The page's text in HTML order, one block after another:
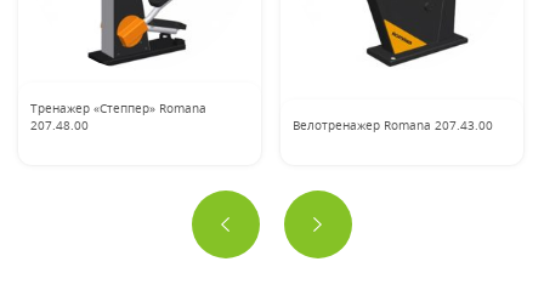
Тренажер «Степпер» Romana
207.48.00
Велотренажер Romana 207.43.00